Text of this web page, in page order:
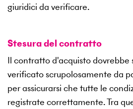
giuridici da verificare.
Stesura del contratto
Il contratto d'acquisto dovrebbe
verificato scrupolosamente da
per assicurarsi che tutte le
registrate correttamente. Tra